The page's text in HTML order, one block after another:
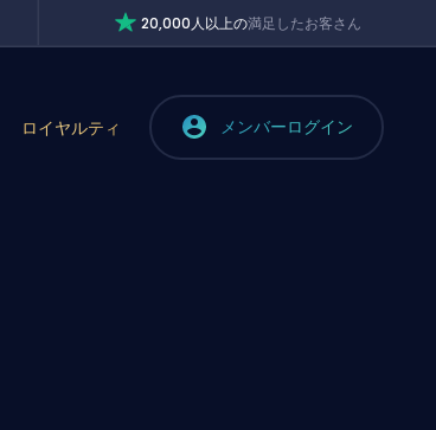
20,000人以上の満足したお客さん
ロイヤルティ メンバーログイン